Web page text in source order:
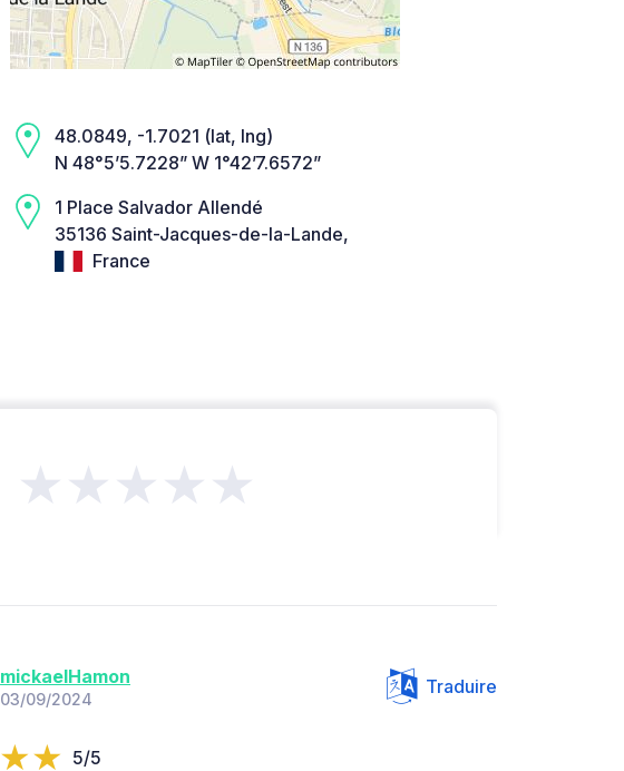
48.0849, -1.7021 (lat, lng)
N 48°5’5.7228” W 1°42’7.6572”
1 Place Salvador Allendé
35136 Saint-Jacques-de-la-Lande,
France
★★★★★
mickaelHamon
03/09/2024
Traduire
5/5